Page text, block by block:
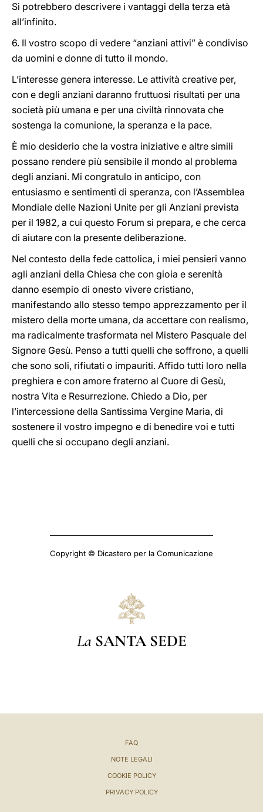
Si potrebbero descrivere i vantaggi della terza età
all’infinito.
6. Il vostro scopo di vedere “anziani attivi” è condiviso
da uomini e donne di tutto il mondo.
L’interesse genera interesse. Le attività creative per,
con e degli anziani daranno fruttuosi risultati per una
società più umana e per una civiltà rinnovata che
sostenga la comunione, la speranza e la pace.
È mio desiderio che la vostra iniziative e altre simili
possano rendere più sensibile il mondo al problema
degli anziani. Mi congratulo in anticipo, con
entusiasmo e sentimenti di speranza, con l’Assemblea
Mondiale delle Nazioni Unite per gli Anziani prevista
per il 1982, a cui questo Forum si prepara, e che cerca
di aiutare con la presente deliberazione.
Nel contesto della fede cattolica, i miei pensieri vanno
agli anziani della Chiesa che con gioia e serenità
danno esempio di onesto vivere cristiano,
manifestando allo stesso tempo apprezzamento per il
mistero della morte umana, da accettare con realismo,
ma radicalmente trasformata nel Mistero Pasquale del
Signore Gesù. Penso a tutti quelli che soffrono, a quelli
che sono soli, rifiutati o impauriti. Affido tutti loro nella
preghiera e con amore fraterno al Cuore di Gesù,
nostra Vita e Resurrezione. Chiedo a Dio, per
l’intercessione della Santissima Vergine Maria, di
sostenere il vostro impegno e di benedire voi e tutti
quelli che si occupano degli anziani.
Copyright © Dicastero per la Comunicazione
La SANTA SEDE
FAQ
NOTE LEGALI
COOKIE POLICY
PRIVACY POLICY